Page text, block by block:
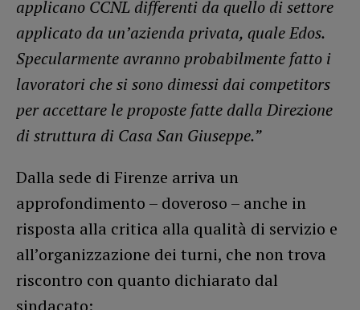
applicano CCNL differenti da quello di settore
applicato da un’azienda privata, quale Edos.
Specularmente avranno probabilmente fatto i
lavoratori che si sono dimessi dai competitors
per accettare le proposte fatte dalla Direzione
di struttura di Casa San Giuseppe.”
Dalla sede di Firenze arriva un
approfondimento – doveroso – anche in
risposta alla critica alla qualità di servizio e
all’organizzazione dei turni, che non trova
riscontro con quanto dichiarato dal
sindacato: